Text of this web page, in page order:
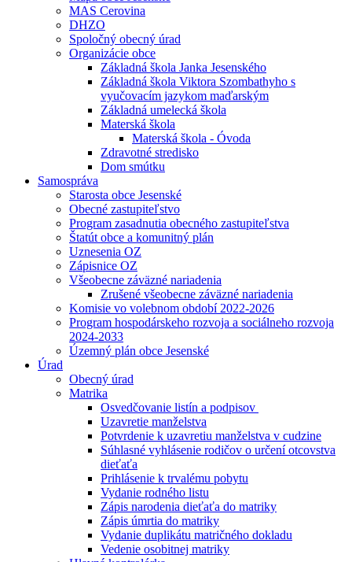
MAS Cerovina
DHZO
Spoločný obecný úrad
Organizácie obce
Základná škola Janka Jesenského
Základná škola Viktora Szombathyho s
vyučovacím jazykom maďarským
Základná umelecká škola
Materská škola
Materská škola - Óvoda
Zdravotné stredisko
Dom smútku
Samospráva
Starosta obce Jesenské
Obecné zastupiteľstvo
Program zasadnutia obecného zastupiteľstva
Štatút obce a komunitný plán
Uznesenia OZ
Zápisnice OZ
Všeobecne záväzné nariadenia
Zrušené všeobecne záväzné nariadenia
Komisie vo volebnom období 2022-2026
Program hospodárskeho rozvoja a sociálneho rozvoja
2024-2033
Územný plán obce Jesenské
Úrad
Obecný úrad
Matrika
Osvedčovanie listín a podpisov
Uzavretie manželstva
Potvrdenie k uzavretiu manželstva v cudzine
Súhlasné vyhlásenie rodičov o určení otcovstva
dieťaťa
Prihlásenie k trvalému pobytu
Vydanie rodného listu
Zápis narodenia dieťaťa do matriky
Zápis úmrtia do matriky
Vydanie duplikátu matričného dokladu
Vedenie osobitnej matriky